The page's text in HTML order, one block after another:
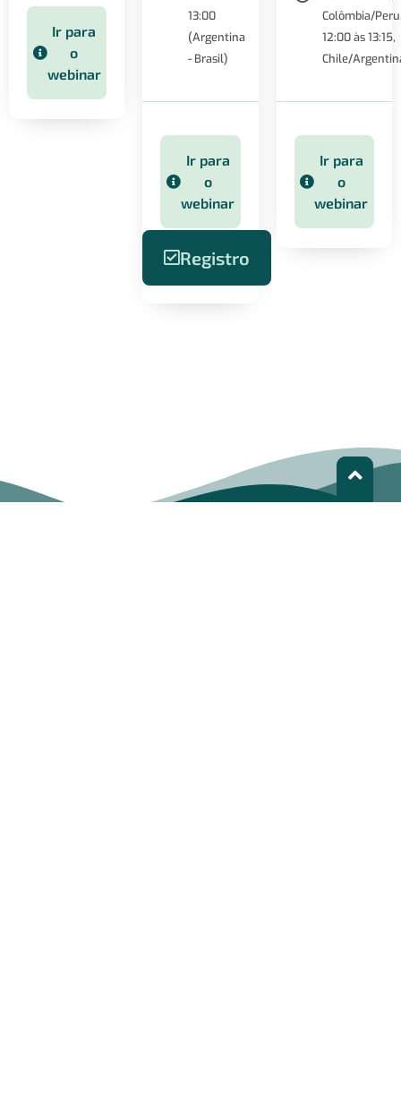
Ir para
o
webinar
13:00
(Argentina
- Brasil)
Ir para
o
webinar
Registro
Colômbia/
12:00 às 13:15,
Chile/
Ir para
o
webinar